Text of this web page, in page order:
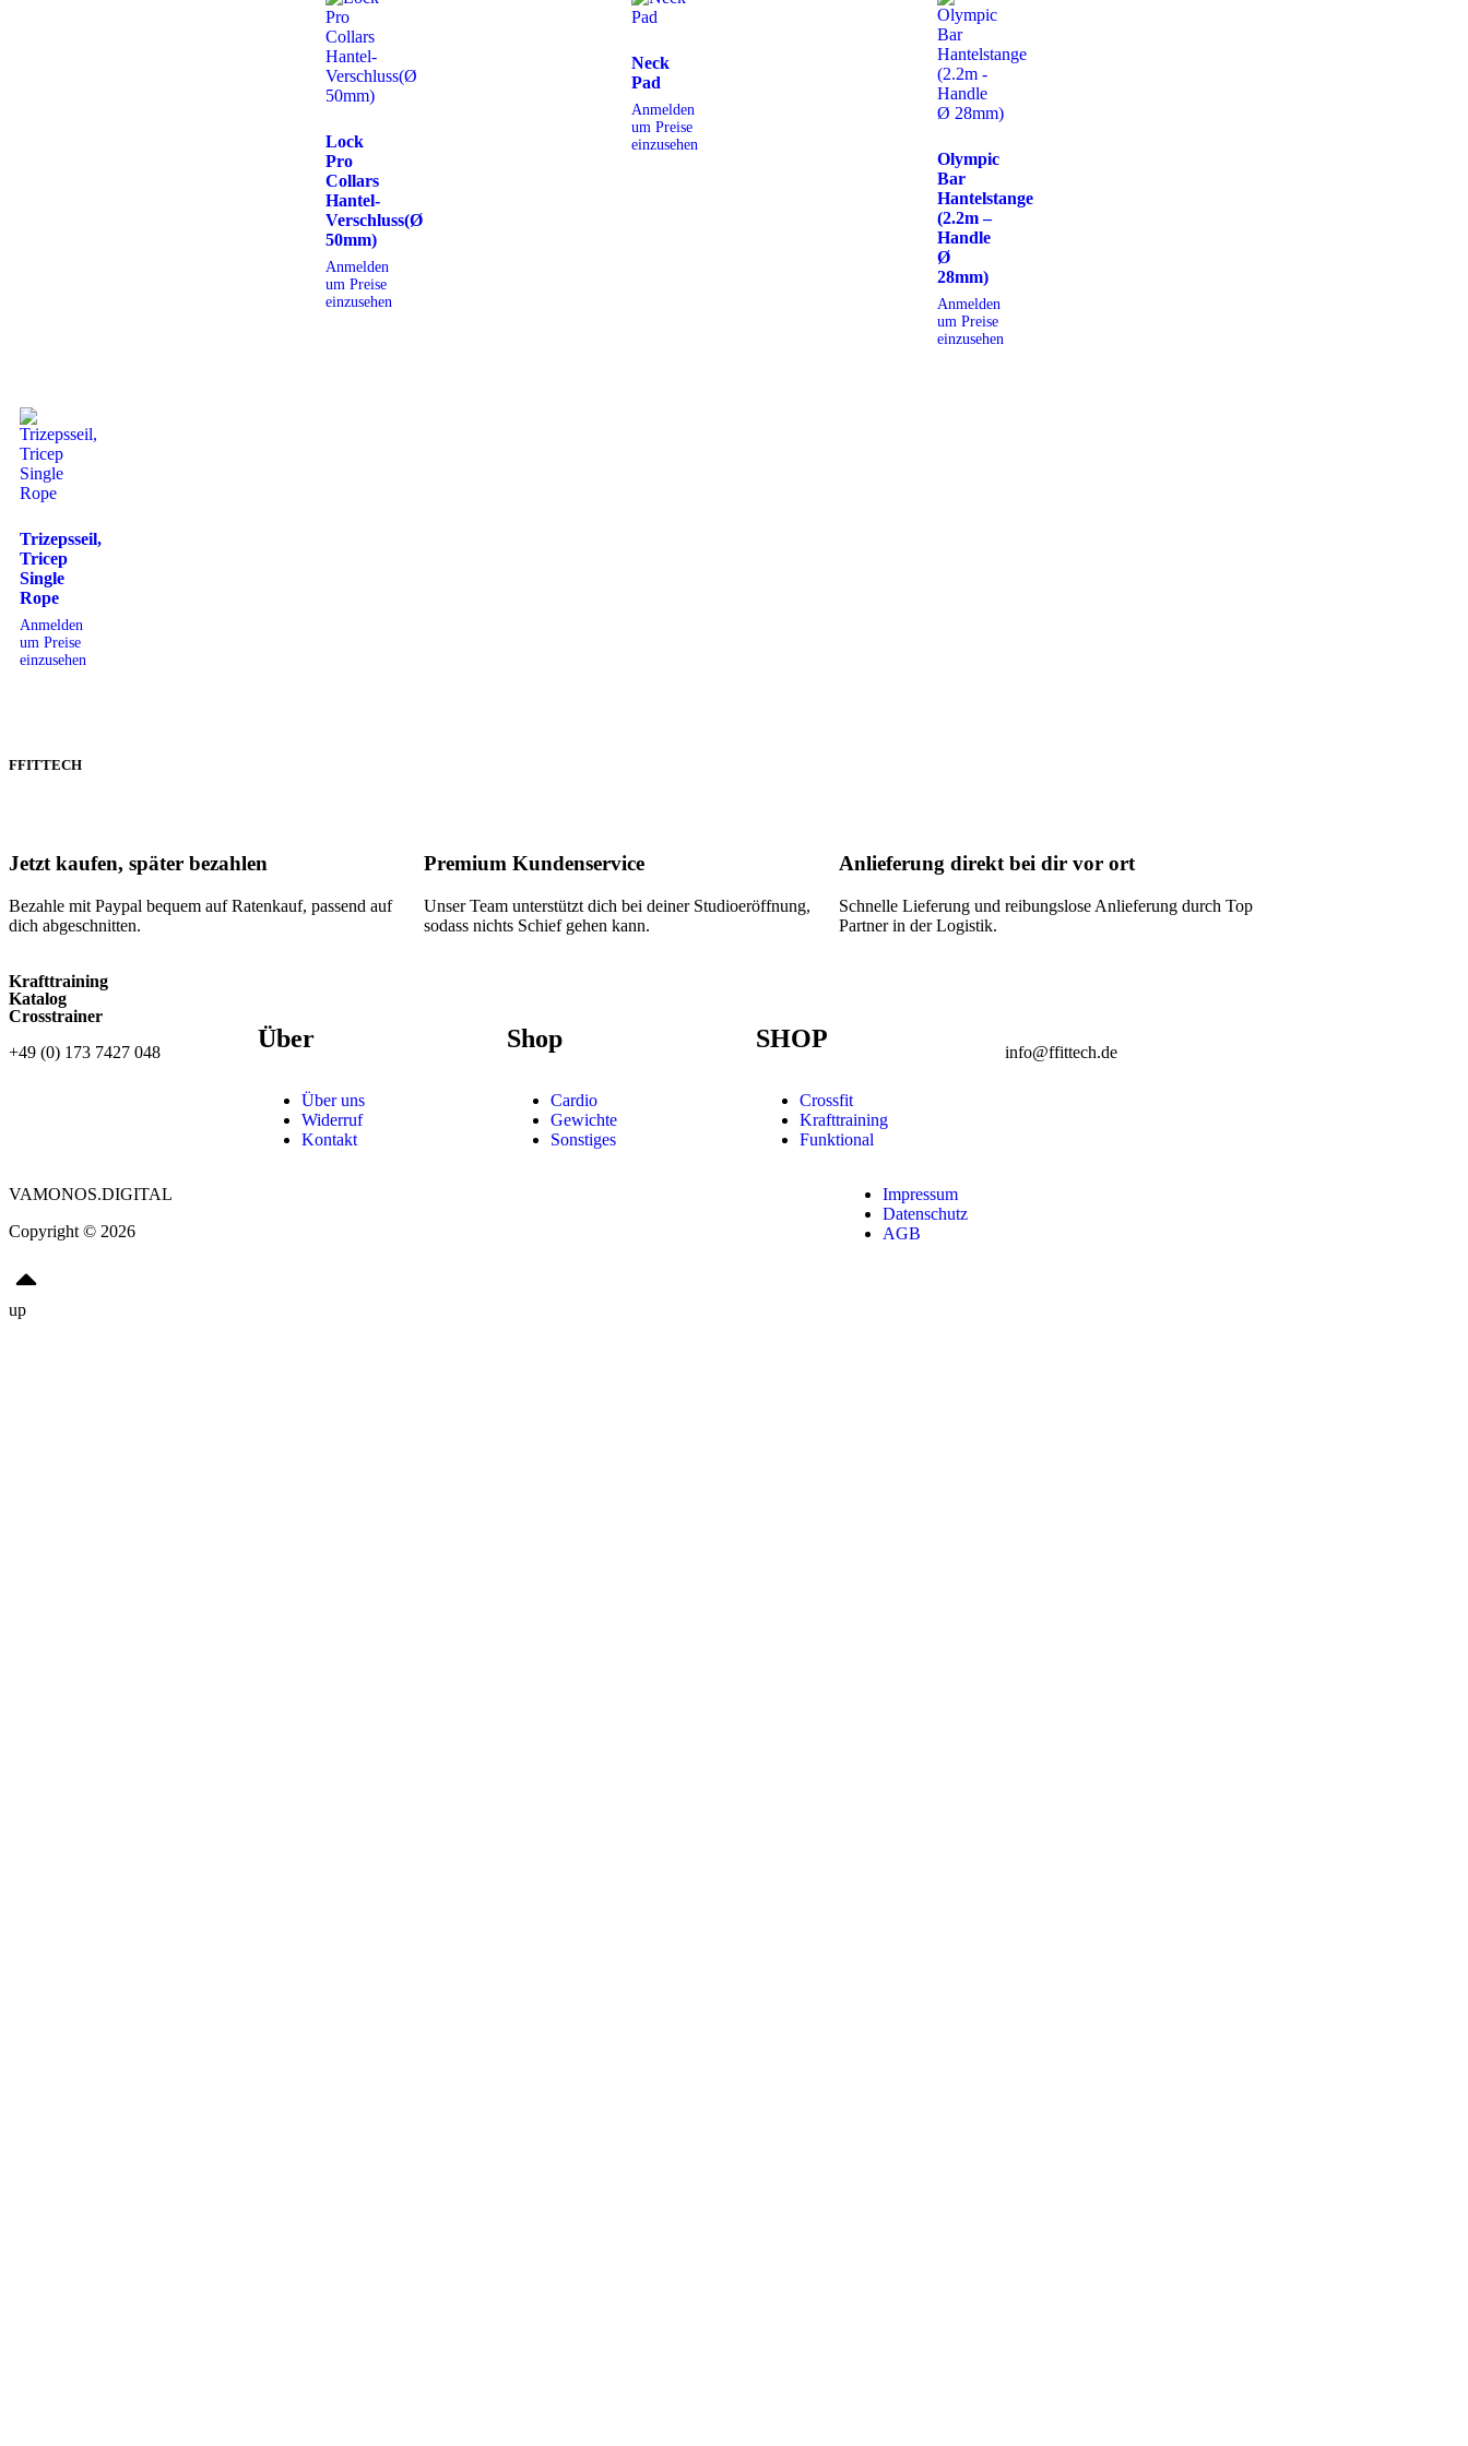
Lock
Pro
Collars
Hantel-
Verschluss(Ø
50mm)
Anmelden
um Preise
einzusehen
Neck
Pad
Anmelden
um Preise
einzusehen
Olympic
Bar
Hantelstange
(2.2m –
Handle
Ø
28mm)
Anmelden
um Preise
einzusehen
Trizepsseil,
Tricep
Single
Rope
Anmelden
um Preise
einzusehen
FFITTECH
Jetzt kaufen, später bezahlen
Bezahle mit Paypal bequem auf Ratenkauf, passend auf
dich abgeschnitten.
Premium Kundenservice
Unser Team unterstützt dich bei deiner Studioeröffnung,
sodass nichts Schief gehen kann.
Anlieferung direkt bei dir vor ort
Schnelle Lieferung und reibungslose Anlieferung durch Top
Partner in der Logistik.
Krafttraining
Katalog
Crosstrainer
+49 (0) 173 7427 048
Über
Über uns
Widerruf
Kontakt
Shop
Cardio
Gewichte
Sonstiges
SHOP
Crossfit
Krafttraining
Funktional
info@ffittech.de
VAMONOS.DIGITAL
Copyright © 2026
Impressum
Datenschutz
AGB
up